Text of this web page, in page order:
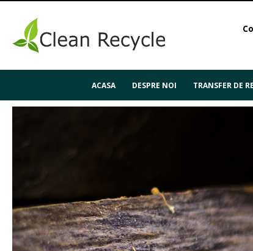
ACASA DESPRE NOI TRANSFER DE